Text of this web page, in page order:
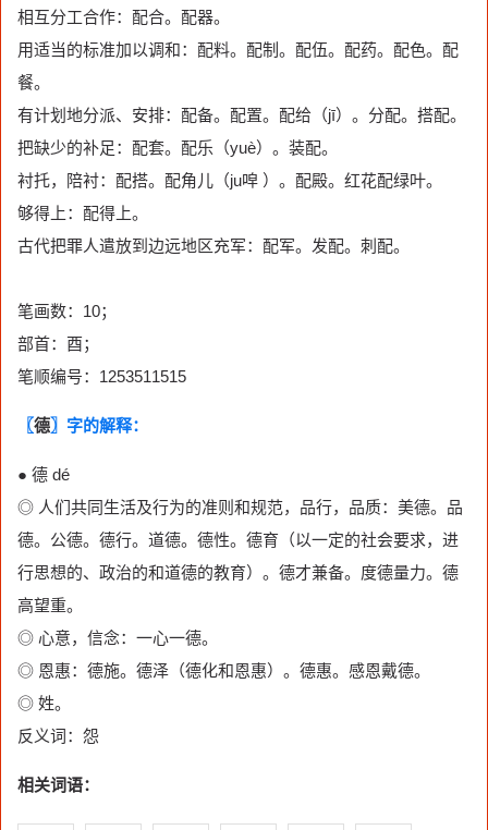
相互分工合作：配合。配器。
用适当的标准加以调和：配料。配制。配伍。配药。配色。配
餐。
有计划地分派、安排：配备。配置。配给（jī）。分配。搭配。
把缺少的补足：配套。配乐（yuè）。装配。
衬托，陪衬：配搭。配角儿（ju唕 ）。配殿。红花配绿叶。
够得上：配得上。
古代把罪人遣放到边远地区充军：配军。发配。刺配。
笔画数：10；
部首：酉；
笔顺编号：1253511515
〖德〗字的解释：
● 德 dé
◎ 人们共同生活及行为的准则和规范，品行，品质：美德。品
德。公德。德行。道德。德性。德育（以一定的社会要求，进
行思想的、政治的和道德的教育）。德才兼备。度德量力。德
高望重。
◎ 心意，信念：一心一德。
◎ 恩惠：德施。德泽（德化和恩惠）。德惠。感恩戴德。
◎ 姓。
反义词：怨
相关词语：